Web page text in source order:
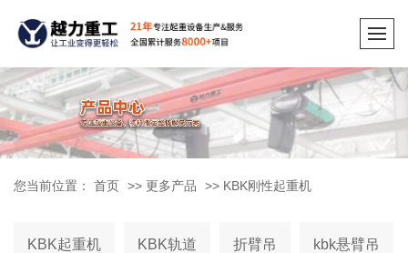
您当前位置： 首页 >> 更多产品 >> KBK刚性起重机
KBK起重机 KBK轨道 折臂吊 kbk悬臂吊